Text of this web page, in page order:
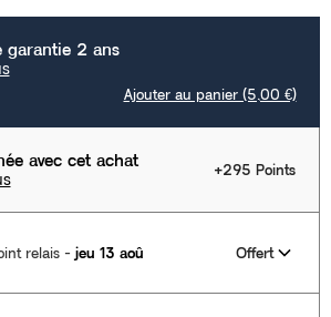
garantie 2 ans
Ajouter au panier (5,00 €)
avec cet achat
+295 Points
relais- jeu 13 aoû Offert